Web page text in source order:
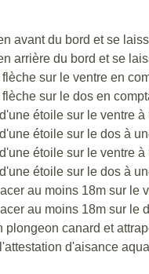
avant du bord et se
arrière du bord et se
flèche sur le ventre en
flèche sur le dos en
étoile sur le ventre
étoile sur le dos à
étoile sur le ventre
étoile sur le dos à
au moins 18m sur le
au moins 18m sur le
plongeon canard et
d'aisance